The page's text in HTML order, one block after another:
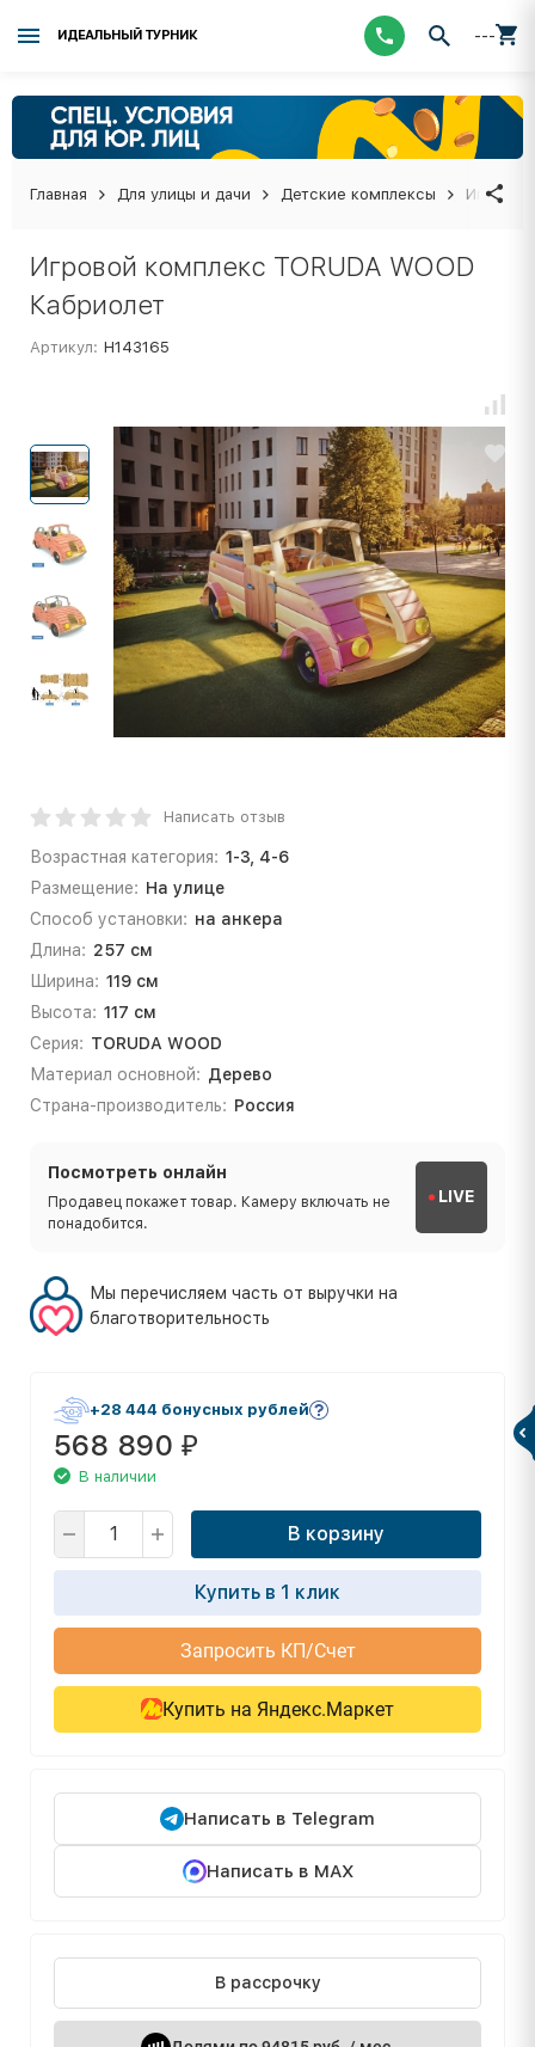
ИДЕАЛЬНЫЙ ТУРНИК ---
Главная Для улицы и дачи Детские комплексы Игровой
Игровой комплекс TORUDA WOOD
Кабриолет
Артикул: Н143165
Написать отзыв
Возрастная категория: 1-3, 4-6
Размещение: На улице
Способ установки: на анкера
Длина: 257 см
Ширина: 119 см
Высота: 117 см
Серия: TORUDA WOOD
Материал основной: Дерево
Страна-производитель: Россия
Посмотреть онлайн
Продавец покажет товар. Камеру включать не
понадобится.
LIVE
Мы перечисляем часть от выручки на
благотворительность
+28 444 бонусных рублей
568 890 ₽
В наличии
В корзину
Купить в 1 клик
Запросить КП/Счет
Купить на Яндекс.Маркет
Написать в Telegram
Написать в MAX
В рассрочку